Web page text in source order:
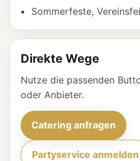
Sommerfeste,
Direkte Wege
Nutze die passenden
oder Anbieter.
Catering anfragen
Partyservice anmelden